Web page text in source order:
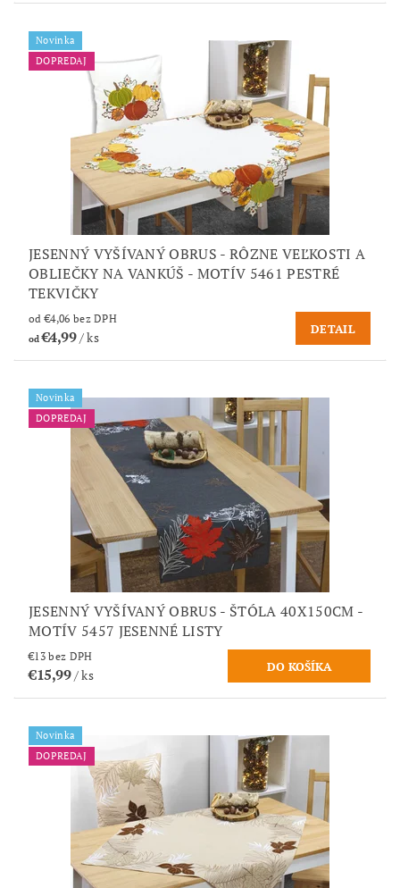
Novinka
DOPREDAJ
JESENNÝ VYŠÍVANÝ OBRUS - RÔZNE VEĽKOSTI A
OBLIEČKY NA VANKÚŠ - MOTÍV 5461 PESTRÉ
TEKVIČKY
od €4,06 bez DPH
od€4,99/ ks
DETAIL
Novinka
DOPREDAJ
JESENNÝ VYŠÍVANÝ OBRUS - ŠTÓLA 40X150CM -
MOTÍV 5457 JESENNÉ LISTY
€13 bez DPH
€15,99/ ks
Novinka
DOPREDAJ